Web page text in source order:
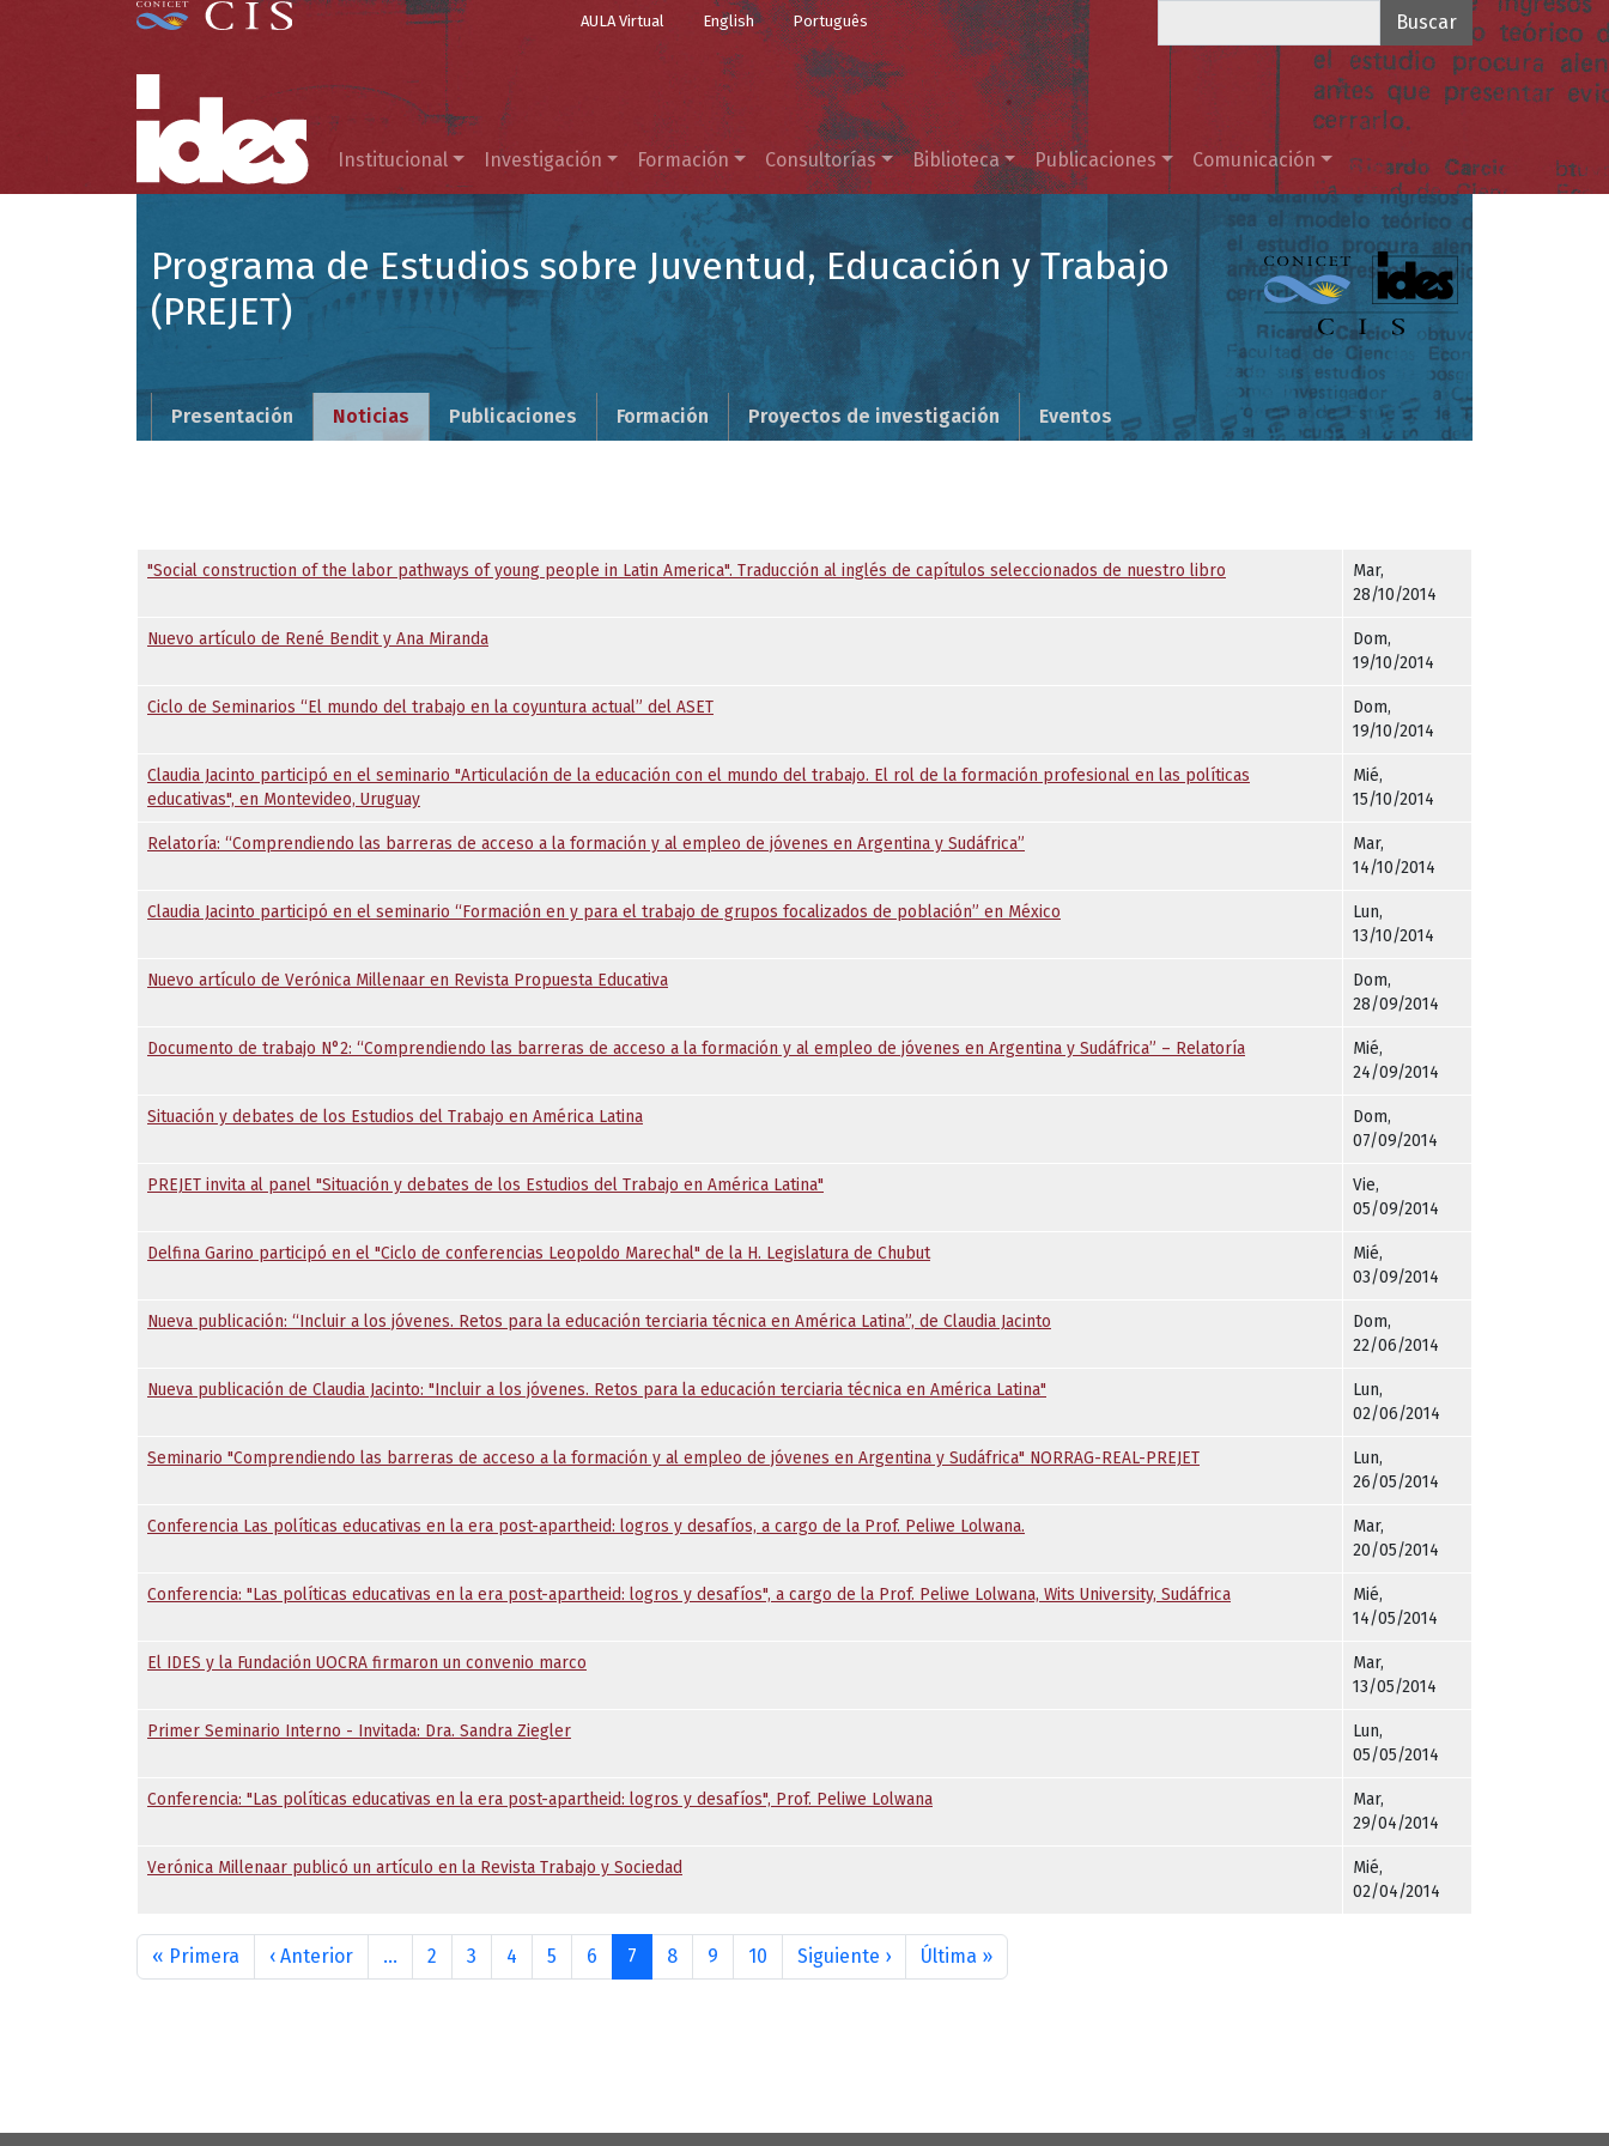
Pasar al contenido principal
Top Menu
AULA Virtual English Português
Menú principal
Institucional Investigación Formación Consultorías Biblioteca Publicaciones Comunicación
Programa de Estudios sobre Juventud, Educación y Trabajo
(PREJET)
Presentación Noticias Publicaciones Formación Proyectos de investigación Eventos
"Social construction of the labor pathways of young people in Latin America". Traducción al inglés de capítulos seleccionados de nuestro libro
Mar,
28/10/2014
Nuevo artículo de René Bendit y Ana Miranda
Dom,
19/10/2014
Ciclo de Seminarios “El mundo del trabajo en la coyuntura actual” del ASET
Dom,
19/10/2014
Claudia Jacinto participó en el seminario "Articulación de la educación con el mundo del trabajo. El rol de la formación profesional en las políticas
educativas", en Montevideo, Uruguay
Mié,
15/10/2014
Relatoría: “Comprendiendo las barreras de acceso a la formación y al empleo de jóvenes en Argentina y Sudáfrica”
Mar,
14/10/2014
Claudia Jacinto participó en el seminario “Formación en y para el trabajo de grupos focalizados de población” en México
Lun,
13/10/2014
Nuevo artículo de Verónica Millenaar en Revista Propuesta Educativa
Dom,
28/09/2014
Documento de trabajo N°2: “Comprendiendo las barreras de acceso a la formación y al empleo de jóvenes en Argentina y Sudáfrica” – Relatoría
Mié,
24/09/2014
Situación y debates de los Estudios del Trabajo en América Latina
Dom,
07/09/2014
PREJET invita al panel "Situación y debates de los Estudios del Trabajo en América Latina"
Vie,
05/09/2014
Delfina Garino participó en el "Ciclo de conferencias Leopoldo Marechal" de la H. Legislatura de Chubut
Mié,
03/09/2014
Nueva publicación: “Incluir a los jóvenes. Retos para la educación terciaria técnica en América Latina”, de Claudia Jacinto
Dom,
22/06/2014
Nueva publicación de Claudia Jacinto: "Incluir a los jóvenes. Retos para la educación terciaria técnica en América Latina"
Lun,
02/06/2014
Seminario "Comprendiendo las barreras de acceso a la formación y al empleo de jóvenes en Argentina y Sudáfrica" NORRAG-REAL-PREJET
Lun,
26/05/2014
Conferencia Las políticas educativas en la era post-apartheid: logros y desafíos, a cargo de la Prof. Peliwe Lolwana.
Mar,
20/05/2014
Conferencia: "Las políticas educativas en la era post-apartheid: logros y desafíos", a cargo de la Prof. Peliwe Lolwana, Wits University, Sudáfrica
Mié,
14/05/2014
El IDES y la Fundación UOCRA firmaron un convenio marco
Mar,
13/05/2014
Primer Seminario Interno - Invitada: Dra. Sandra Ziegler
Lun,
05/05/2014
Conferencia: "Las políticas educativas en la era post-apartheid: logros y desafíos", Prof. Peliwe Lolwana
Mar,
29/04/2014
Verónica Millenaar publicó un artículo en la Revista Trabajo y Sociedad
Mié,
02/04/2014
Paginación
« Primera Primera página
‹ AnteriorPágina anterior
… 2 3 4 5 6 7 8 9 10 Siguiente ›Siguiente página
Última »Última página